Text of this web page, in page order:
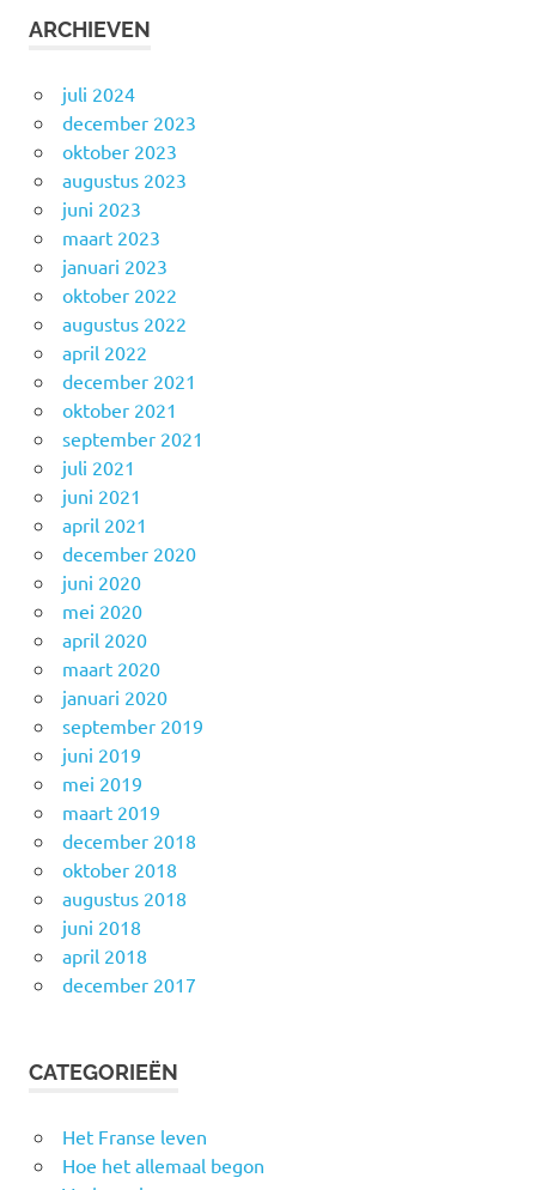
ARCHIEVEN
juli 2024
december 2023
oktober 2023
augustus 2023
juni 2023
maart 2023
januari 2023
oktober 2022
augustus 2022
april 2022
december 2021
oktober 2021
september 2021
juli 2021
juni 2021
april 2021
december 2020
juni 2020
mei 2020
april 2020
maart 2020
januari 2020
september 2019
juni 2019
mei 2019
maart 2019
december 2018
oktober 2018
augustus 2018
juni 2018
april 2018
december 2017
CATEGORIEËN
Het Franse leven
Hoe het allemaal begon